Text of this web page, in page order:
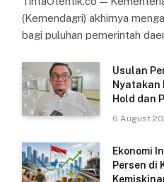
(Kemendagri) akhirnya
bagi puluhan pemerintah
Usulan
Nyatakan
Hold dan
6 August
Ekonomi
Persen di